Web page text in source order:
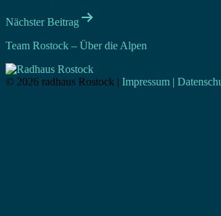
Nächster Beitrag
Team Rostock – Über die Alpen
© 2026 radhaus Rostock | Impressum |